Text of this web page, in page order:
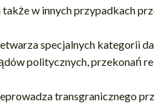
w innych przypadkach
specjalnych kategorii
politycznych, przekonań
transgranicznego